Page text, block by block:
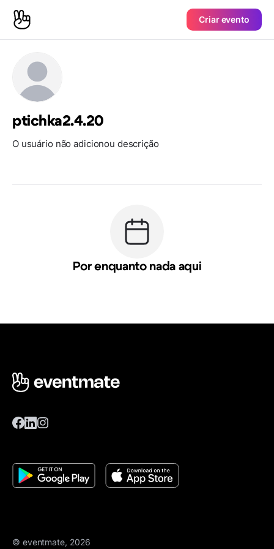
Criar evento
ptichka2.4.20
O usuário não adicionou descrição
Por enquanto nada aqui
© eventmate, 2026